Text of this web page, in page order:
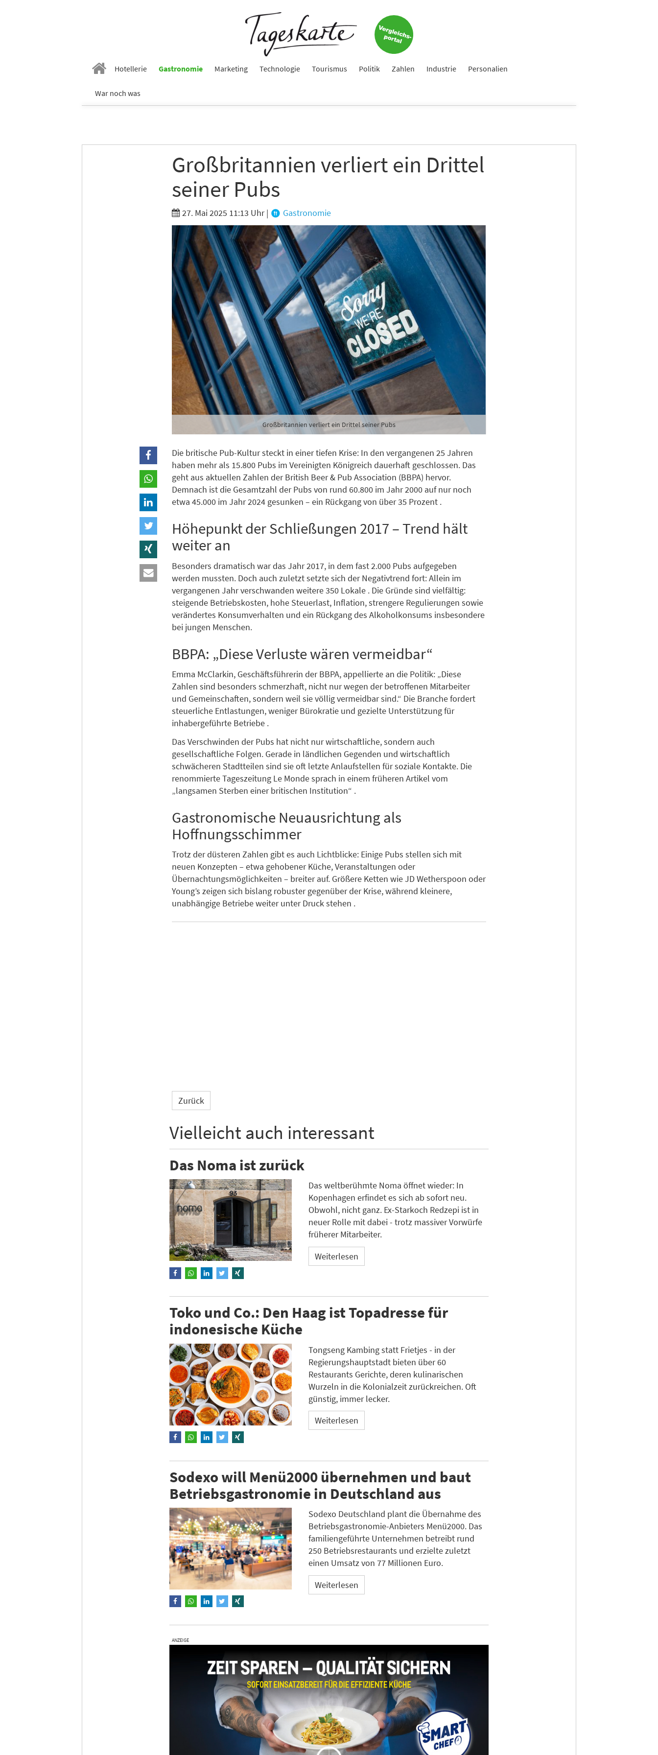
Hotellerie Gastronomie Marketing Technologie Tourismus Politik Zahlen Industrie Personalien
War noch was
Großbritannien verliert ein Drittel
seiner Pubs
27. Mai 2025 11:13 Uhr| Gastronomie
Großbritannien verliert ein Drittel seiner Pubs
Die britische Pub-Kultur steckt in einer tiefen Krise: In den vergangenen 25 Jahren
haben mehr als 15.800 Pubs im Vereinigten Königreich dauerhaft geschlossen. Das
geht aus aktuellen Zahlen der British Beer & Pub Association (BBPA) hervor.
Demnach ist die Gesamtzahl der Pubs von rund 60.800 im Jahr 2000 auf nur noch
etwa 45.000 im Jahr 2024 gesunken – ein Rückgang von über 35 Prozent .
Höhepunkt der Schließungen 2017 – Trend hält
weiter an
Besonders dramatisch war das Jahr 2017, in dem fast 2.000 Pubs aufgegeben
werden mussten. Doch auch zuletzt setzte sich der Negativtrend fort: Allein im
vergangenen Jahr verschwanden weitere 350 Lokale . Die Gründe sind vielfältig:
steigende Betriebskosten, hohe Steuerlast, Inflation, strengere Regulierungen sowie
verändertes Konsumverhalten und ein Rückgang des Alkoholkonsums insbesondere
bei jungen Menschen.
BBPA: „Diese Verluste wären vermeidbar“
Emma McClarkin, Geschäftsführerin der BBPA, appellierte an die Politik: „Diese
Zahlen sind besonders schmerzhaft, nicht nur wegen der betroffenen Mitarbeiter
und Gemeinschaften, sondern weil sie völlig vermeidbar sind.“ Die Branche fordert
steuerliche Entlastungen, weniger Bürokratie und gezielte Unterstützung für
inhabergeführte Betriebe .
Das Verschwinden der Pubs hat nicht nur wirtschaftliche, sondern auch
gesellschaftliche Folgen. Gerade in ländlichen Gegenden und wirtschaftlich
schwächeren Stadtteilen sind sie oft letzte Anlaufstellen für soziale Kontakte. Die
renommierte Tageszeitung Le Monde sprach in einem früheren Artikel vom
„langsamen Sterben einer britischen Institution“ .
Gastronomische Neuausrichtung als
Hoffnungsschimmer
Trotz der düsteren Zahlen gibt es auch Lichtblicke: Einige Pubs stellen sich mit
neuen Konzepten – etwa gehobener Küche, Veranstaltungen oder
Übernachtungsmöglichkeiten – breiter auf. Größere Ketten wie JD Wetherspoon oder
Young’s zeigen sich bislang robuster gegenüber der Krise, während kleinere,
unabhängige Betriebe weiter unter Druck stehen .
Zurück
Vielleicht auch interessant
Das Noma ist zurück
Das weltberühmte Noma öffnet wieder: In
Kopenhagen erfindet es sich ab sofort neu.
Obwohl, nicht ganz. Ex-Starkoch Redzepi ist in
neuer Rolle mit dabei - trotz massiver Vorwürfe
früherer Mitarbeiter.
Weiterlesen
Toko und Co.: Den Haag ist Topadresse für
indonesische Küche
Tongseng Kambing statt Frietjes - in der
Regierungshauptstadt bieten über 60
Restaurants Gerichte, deren kulinarischen
Wurzeln in die Kolonialzeit zurückreichen. Oft
günstig, immer lecker.
Weiterlesen
Sodexo will Menü2000 übernehmen und baut
Betriebsgastronomie in Deutschland aus
Sodexo Deutschland plant die Übernahme des
Betriebsgastronomie-Anbieters Menü2000. Das
familiengeführte Unternehmen betreibt rund
250 Betriebsrestaurants und erzielte zuletzt
einen Umsatz von 77 Millionen Euro.
Weiterlesen
ANZEIGE
Keine Nachricht mehr verpassen!
Jetzt zum Tageskarte-Newsletter anmelden.
E-Mail*
Branche
Ich möchte folgende Newsletter erhalten
Tageskarte-Newsletter (gegen 8.30 Uhr)
Ich habe dieDatenschutzerklärung zur Kenntnis genommen.
Anmelden Danke, heute nicht